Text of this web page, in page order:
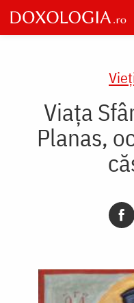
Skip
to
main
Viața
Planas,